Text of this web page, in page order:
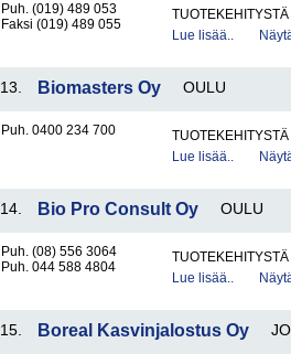
Puh. (019) 489 053
Faksi (019) 489 055
Lue lisää..
13. Biomasters Oy OULU
Puh. 0400 234 700
Lue lisää..
14. Bio Pro Consult Oy OULU
Puh. (08) 556 3064
Puh. 044 588 4804
Lue lisää..
15. Boreal Kasvinjalostus Oy